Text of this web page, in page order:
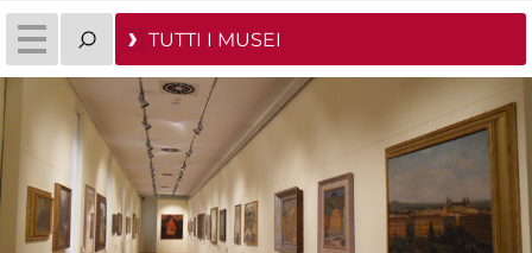
TUTTI I MUSEI